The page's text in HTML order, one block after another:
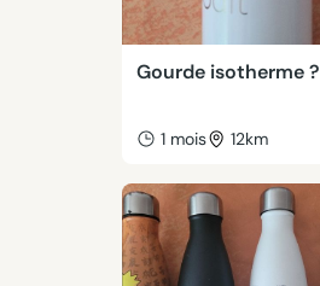
Gourde isotherme ?
1 mois 12km